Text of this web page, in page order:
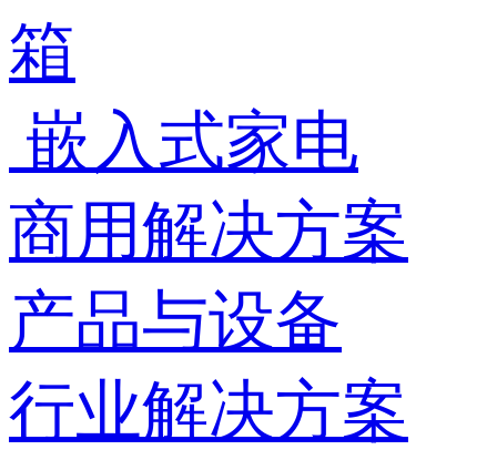
箱
嵌入式家电
商用解决方案
产品与设备
行业解决方案